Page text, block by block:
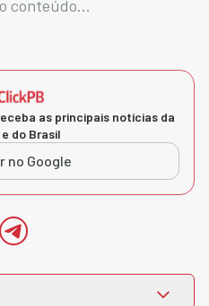
conteúdo...
as principais notícias da
do Brasil
no Google